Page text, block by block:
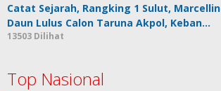
Catat Sejarah, Rangking 1 Sulut,
Daun Lulus Calon Taruna Akpol, Keban…
13503 Dilihat
Top Nasional